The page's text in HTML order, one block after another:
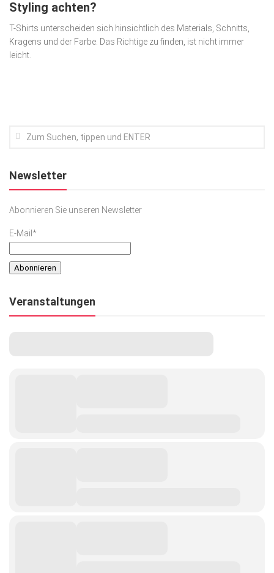
Gesellschaft
Kunst & Kultur
Top Branchen
Styling achten?
T-Shirts unterscheiden sich hinsichtlich des Materials, Schnitts,
Kragens und der Farbe. Das Richtige zu finden, ist nicht immer
leicht.
Newsletter
Abonnieren Sie unseren Newsletter
E-Mail*
Veranstaltungen